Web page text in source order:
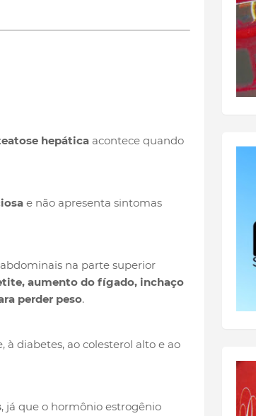
hepáticaacontece quando
e não apresenta sintomas
na parte superior
aumento do fígado, inchaço
perder peso.
diabetes, ao colesterol alto e ao
, já que o hormônio estrogênio